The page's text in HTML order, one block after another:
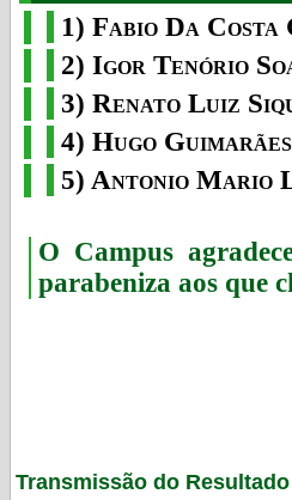
1) Fabio Da
2) Igor Tenório
3) Renato Luiz
4) Hugo
5) Antonio Mario
O Campus
parabeniza aos que
Transmissão do